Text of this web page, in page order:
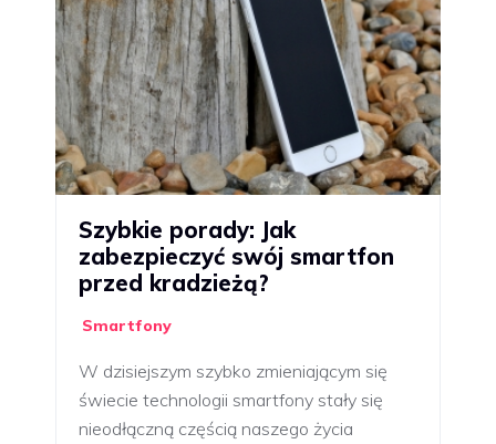
Szybkie porady: Jak
zabezpieczyć swój smartfon
przed kradzieżą?
Smartfony
W dzisiejszym szybko zmieniającym się
świecie technologii smartfony stały się
nieodłączną częścią naszego życia